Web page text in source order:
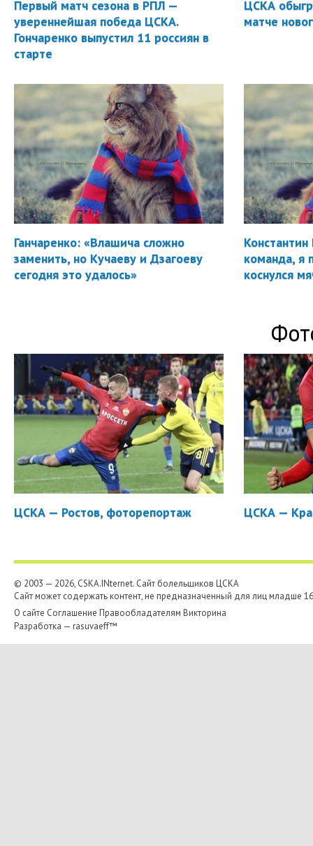
Первый матч сезона в РПЛ —
увереннейшая победа ЦСКА.
Гончаренко выпустил 11 россиян в
старте
ЦСКА
матче
Ганчаренко: «Влашича сложно
заменить, но Кучаеву и Дзагоеву
сегодня это удалось»
Константин
команда, я
коснулся
ЦСКА — Ростов, фоторепортаж ЦСКА —
© 2003 — 2026, CSKA.INternet. Cайт болельщиков ЦСКА
Сайт может содержать контент, не предназначенный для лиц младше
О сайте Соглашение Правообладателям Викторина
Разработка — rasuvaeff™